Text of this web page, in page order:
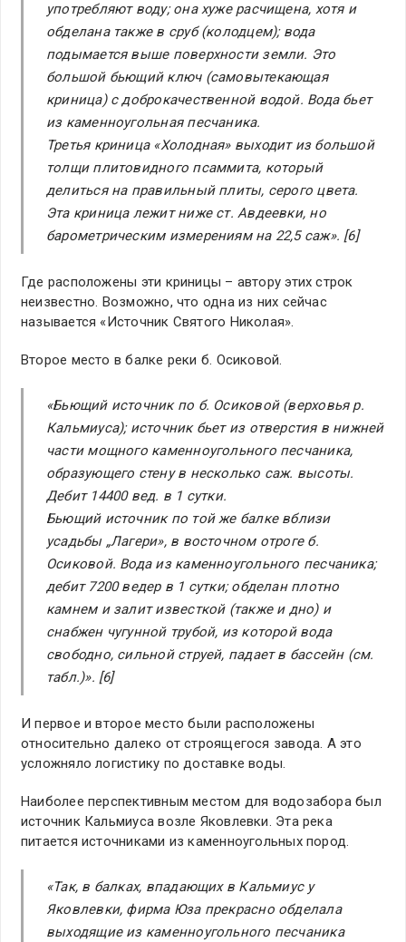
употребляют воду; она хуже расчищена, хотя и
обделана также в сруб (колодцем); вода
подымается выше поверхности земли. Это
большой бьющий ключ (самовытекающая
криница) с доброкачественной водой. Вода бьет
из каменноугольная песчаника.
Третья криница «Холодная» выходит из большой
толщи плитовидного псаммита, который
делиться на правильный плиты, серого цвета.
Эта криница лежит ниже ст. Авдеевки, но
барометрическим измерениям на 22,5 саж». [6]
Где расположены эти криницы – автору этих строк
неизвестно. Возможно, что одна из них сейчас
называется «Источник Святого Николая».
Второе место в балке реки б. Осиковой.
«Бьющий источник по б. Осиковой (верховья р.
Кальмиуса); источник бьет из отверстия в нижней
части мощного каменноугольного песчаника,
образующего стену в несколько саж. высоты.
Дебит 14400 вед. в 1 сутки.
Бьющий источник по той же балке вблизи
усадьбы „Лагери», в восточном отроге б.
Осиковой. Вода из каменноугольного песчаника;
дебит 7200 ведер в 1 сутки; обделан плотно
камнем и залит известкой (также и дно) и
снабжен чугунной трубой, из которой вода
свободно, сильной струей, падает в бассейн (см.
табл.)». [6]
И первое и второе место были расположены
относительно далеко от строящегося завода. А это
усложняло логистику по доставке воды.
Наиболее перспективным местом для водозабора был
источник Кальмиуса возле Яковлевки. Эта река
питается источниками из каменноугольных пород.
«Так, в балках, впадающих в Кальмиус у
Яковлевки, фирма Юза прекрасно обделала
выходящие из каменноугольного песчаника